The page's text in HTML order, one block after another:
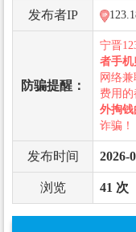
发布者IP
防骗提醒：
宁晋
者手
网络
费用的
外掏
诈骗！
发布时间 2026-
浏览 41 次